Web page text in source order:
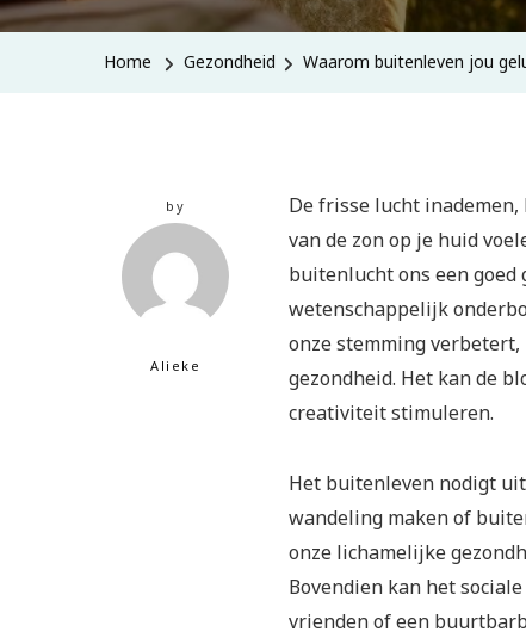
Home Gezondheid Waarom buitenleven jou
by
Alieke
De frisse lucht
van de zon op je huid
buitenlucht ons een goed
wetenschappelijk
onze stemming
gezondheid. Het kan de
creativiteit stimuleren.
Het buitenleven nodigt
wandeling maken of
onze lichamelijke
Bovendien kan het
vrienden of een